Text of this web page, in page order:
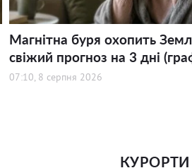
Магнітна буря охопить
свіжий прогноз на 3 дні
07:10, 8 серпня 2026
КУРОРТИ